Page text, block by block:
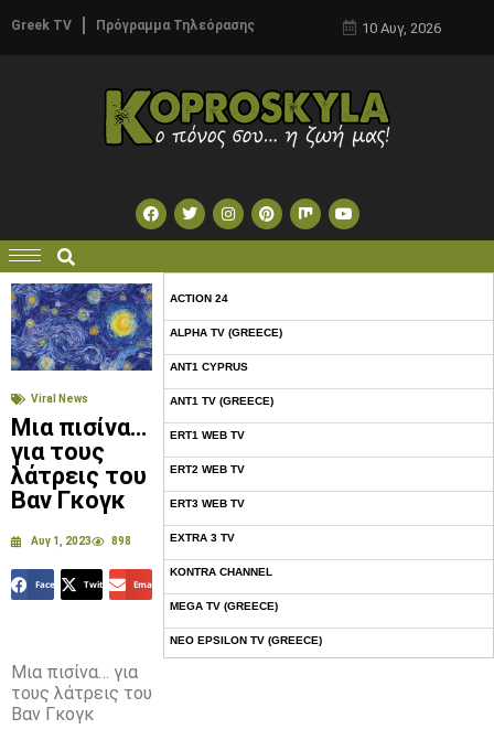
Greek TV Πρόγραμμα Τηλεόρασης 10 Αυγ, 2026
Viral News
Μια πισίνα…
για τους
λάτρεις του
Βαν Γκογκ
Αυγ 1, 2023 898
Facebook Twitter Email
Μια πισίνα… για
τους λάτρεις του
Βαν Γκογκ
ACTION 24
ALPHA TV (GREECE)
ANT1 CYPRUS
ANT1 TV (GREECE)
ERT1 WEB TV
ERT2 WEB TV
ERT3 WEB TV
EXTRA 3 TV
KONTRA CHANNEL
MEGA TV (GREECE)
NEO EPSILON TV (GREECE)